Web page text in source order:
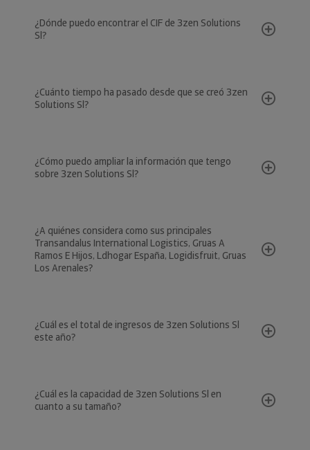
¿Dónde puedo encontrar el CIF de 3zen Solutions
Sl?
¿Cuánto tiempo ha pasado desde que se creó 3zen
Solutions Sl?
¿Cómo puedo ampliar la información que tengo
sobre 3zen Solutions Sl?
¿A quiénes considera como sus principales
Transandalus International Logistics, Gruas A
Ramos E Hijos, Ldhogar España, Logidisfruit, Gruas
Los Arenales?
¿Cuál es el total de ingresos de 3zen Solutions Sl
este año?
¿Cuál es la capacidad de 3zen Solutions Sl en
cuanto a su tamaño?